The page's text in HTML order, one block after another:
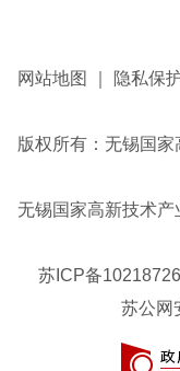
网站地图 隐私保
版权所有：无锡国家
无锡国家高新技术
苏ICP备
苏公网